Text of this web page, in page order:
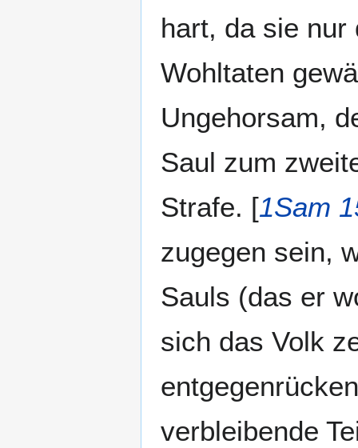
hart, da sie nur
Wohltaten
Ungehorsam,
Saul zum
Strafe. [1Sam
zugegen sein,
Sauls (das er
sich das Volk
verbleibende